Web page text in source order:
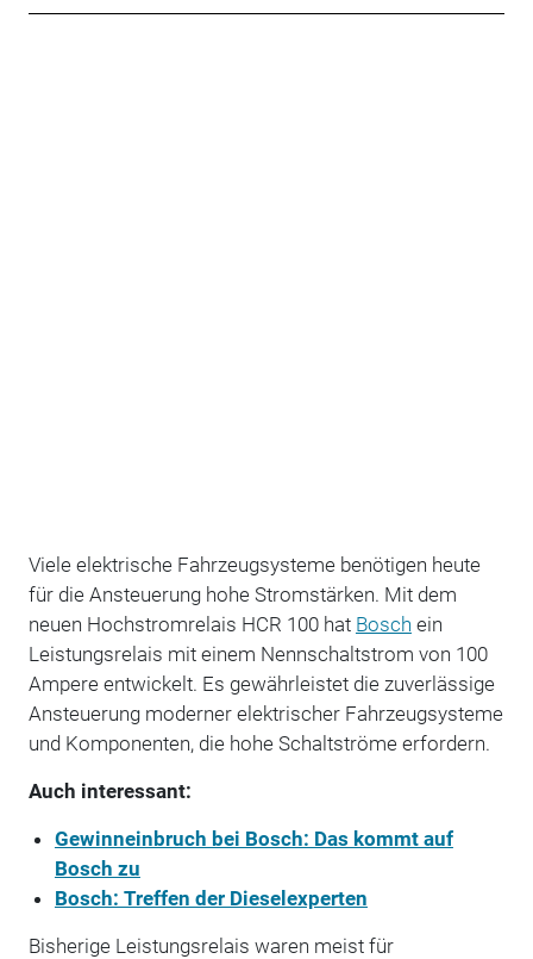
Viele elektrische Fahrzeugsysteme benötigen heute
für die Ansteuerung hohe Stromstärken. Mit dem
neuen Hochstromrelais HCR 100 hat Bosch ein
Leistungsrelais mit einem Nennschaltstrom von 100
Ampere entwickelt. Es gewährleistet die zuverlässige
Ansteuerung moderner elektrischer Fahrzeugsysteme
und Komponenten, die hohe Schaltströme erfordern.
Auch interessant:
Gewinneinbruch bei Bosch: Das kommt auf
Bosch zu
Bosch: Treffen der Dieselexperten
Bisherige Leistungsrelais waren meist für